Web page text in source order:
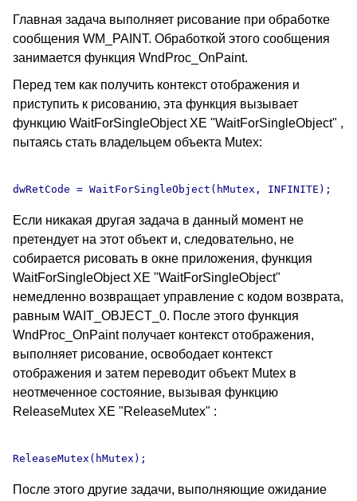
Главная задача выполняет рисование при обработке
сообщения WM_PAINT. Обработкой этого сообщения
занимается функция WndProc_OnPaint.
Перед тем как получить контекст отображения и
приступить к рисованию, эта функция вызывает
функцию WaitForSingleObject XE "WaitForSingleObject" ,
пытаясь стать владельцем объекта Mutex:
Если никакая другая задача в данный момент не
претендует на этот объект и, следовательно, не
собирается рисовать в окне приложения, функция
WaitForSingleObject XE "WaitForSingleObject"
немедленно возвращает управление с кодом возврата,
равным WAIT_OBJECT_0. После этого функция
WndProc_OnPaint получает контекст отображения,
выполняет рисование, освободает контекст
отображения и затем переводит объект Mutex в
неотмеченное состояние, вызывая функцию
ReleaseMutex XE "ReleaseMutex" :
После этого другие задачи, выполняющие ожидание